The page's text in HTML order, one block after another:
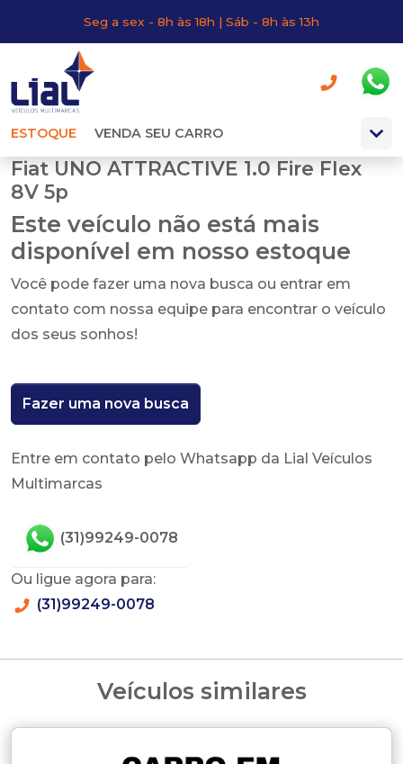
Seg a sex - 8h às 18h | Sáb - 8h às 13h
ESTOQUE VENDA SEU CARRO
Fiat UNO ATTRACTIVE 1.0 Fire Flex
8V 5p
Este veículo não está mais
disponível em nosso estoque
Você pode fazer uma nova busca ou entrar em
contato com nossa equipe para encontrar o veículo
dos seus sonhos!
Fazer uma nova busca
Entre em contato pelo Whatsapp da Lial Veículos
Multimarcas
(31)99249-0078
Ou ligue agora para:
(31)99249-0078
Veículos similares